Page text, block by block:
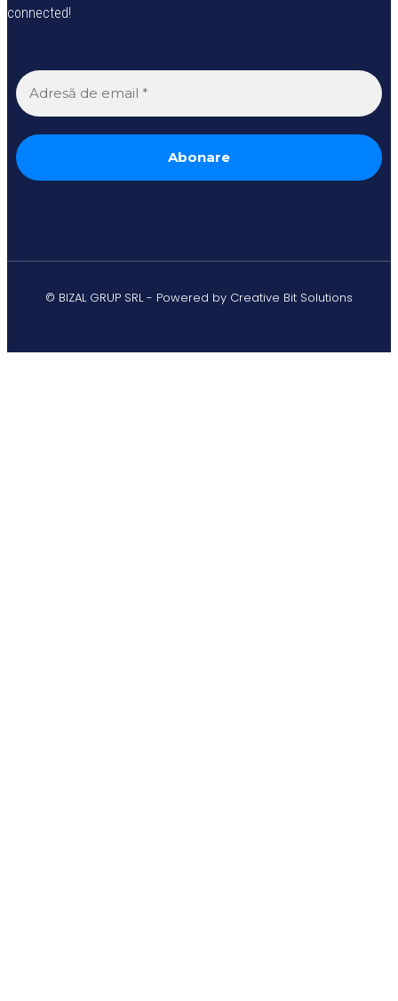
connected!
© BIZAL GRUP SRL - Powered by Creative Bit Solutions